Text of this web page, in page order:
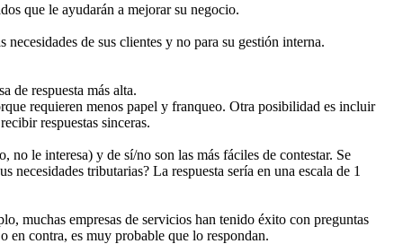
que le ayudarán a mejorar su negocio.
de sus clientes y no para su gestión interna.
de respuesta más alta.
requieren menos papel y franqueo. Otra posibilidad es incluir
respuestas sinceras.
no le interesa) y de sí/no son las más fáciles de contestar. Se
tributarias? La respuesta sería en una escala de 1
muchas empresas de servicios han tenido éxito con preguntas
en contra, es muy probable que lo respondan.